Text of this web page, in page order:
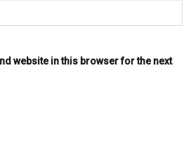
website in this browser for the next